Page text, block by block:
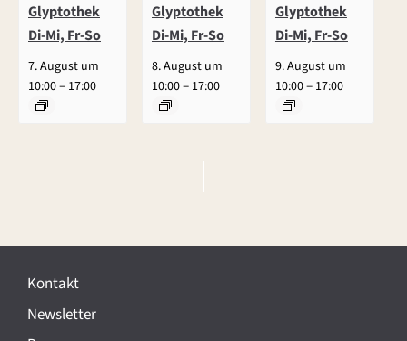
Glyptothek
Di-Mi, Fr-So
7. August um
10:00– 17:00
Glyptothek
Di-Mi, Fr-So
8. August um
10:00– 17:00
Glyptothek
Di-Mi, Fr-So
9. August um
10:00– 17:00
e
a
n
Kontakt
Newsletter